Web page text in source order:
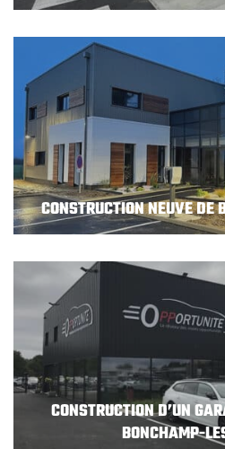
CONSTRUCTION NEUVE
CONSTRUCTION D’UN
BONCHAMP-